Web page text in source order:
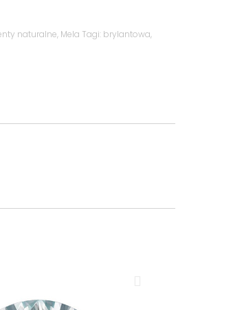
naturalne, Mela Tagi: brylantowa,